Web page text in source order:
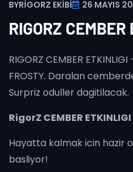
BYRIGORZ EKIBI 26 MAYIS
RIGORZ
RIGORZ CEMBER
FROSTY. Daralan
Surpriz oduller dagitilacak.
RigorZ CEMBER ETKINLIGI
Hayatta kalmak icin hazir
basliyor!